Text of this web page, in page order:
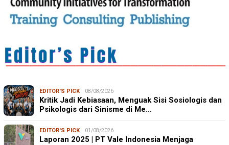
EDITOR'S PICK 08/08/2026
Kritik Jadi Kebiasaan, Menguak Sisi Sosiologis dan
Psikologis dari Sinisme di Me…
EDITOR'S PICK 01/08/2026
Laporan 2025 | PT Vale Indonesia Menjaga